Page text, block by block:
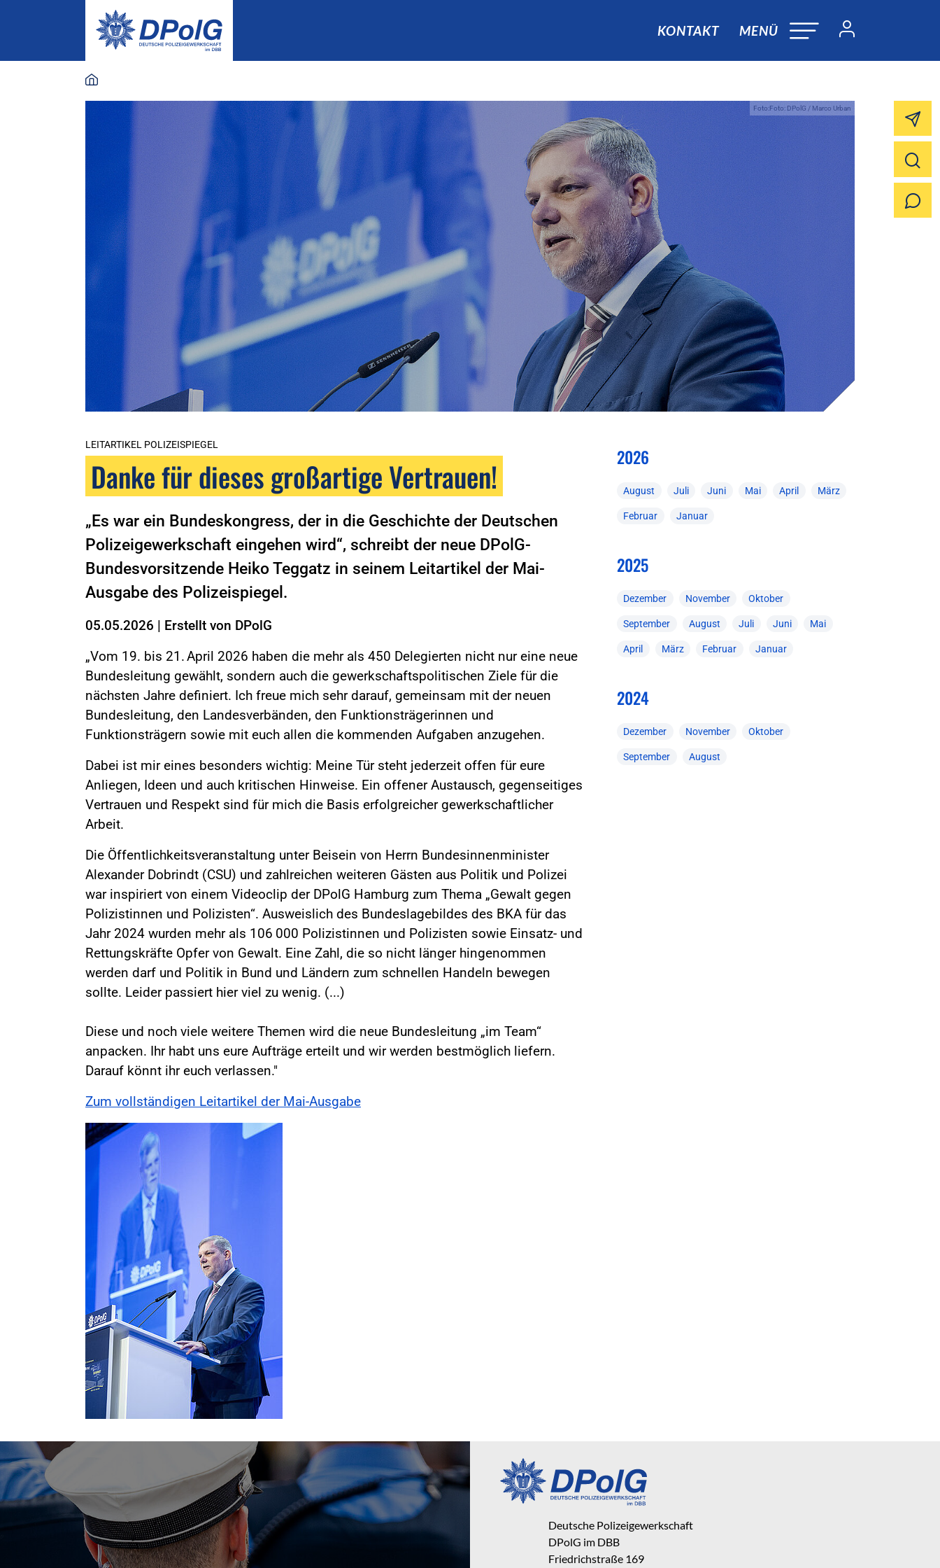
KONTAKT MENÜ
Foto:Foto: DPolG / Marco Urban
LEITARTIKEL POLIZEISPIEGEL
Danke für dieses großartige Vertrauen!
„Es war ein Bundeskongress, der in die Geschichte der Deutschen
Polizeigewerkschaft eingehen wird“, schreibt der neue DPolG-
Bundesvorsitzende Heiko Teggatz in seinem Leitartikel der Mai-
Ausgabe des Polizeispiegel.
05.05.2026 | Erstellt von DPolG
„Vom 19. bis 21. April 2026 haben die mehr als 450 Delegierten nicht nur eine neue
Bundesleitung gewählt, sondern auch die gewerkschaftspolitischen Ziele für die
nächsten Jahre definiert. Ich freue mich sehr darauf, gemeinsam mit der neuen
Bundesleitung, den Landesverbänden, den Funktionsträgerinnen und
Funktionsträgern sowie mit euch allen die kommenden Aufgaben anzugehen.
​Dabei ist mir eines besonders wichtig: Meine Tür steht jederzeit offen für eure
Anliegen, Ideen und auch kritischen Hinweise. Ein offener Austausch, gegenseitiges
Vertrauen und Respekt sind für mich die Basis erfolgreicher gewerkschaftlicher
Arbeit.
Die Öffentlichkeitsveranstaltung unter Beisein von Herrn Bundesinnenminister
Alexander Dobrindt (CSU) und zahlreichen weiteren Gästen aus Politik und Polizei
war inspiriert von einem Videoclip der DPolG Hamburg zum Thema „Gewalt gegen
Polizistinnen und Polizisten“. Ausweislich des Bundeslagebildes des BKA für das
Jahr 2024 wurden mehr als 106 000 Polizistinnen und Polizisten sowie Einsatz- und
Rettungskräfte Opfer von Gewalt. Eine Zahl, die so nicht länger hingenommen
werden darf und Politik in Bund und Ländern zum schnellen Handeln bewegen
sollte. Leider passiert hier viel zu wenig. (...)
Diese und noch viele weitere Themen wird die neue Bundesleitung „im Team“
anpacken. Ihr habt uns eure Aufträge erteilt und wir werden bestmöglich liefern.
Darauf könnt ihr euch verlassen."
Zum vollständigen Leitartikel der Mai-Ausgabe
2026
August Juli Juni Mai April März
Februar Januar
2025
Dezember November Oktober
September August Juli Juni Mai
April März Februar Januar
2024
Dezember November Oktober
September August
Deutsche Polizeigewerkschaft
DPolG im DBB
Friedrichstraße 169